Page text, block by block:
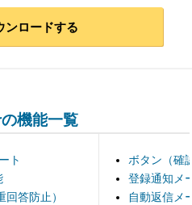
ンロードする
機能一覧
ト
答防止）
ボタン（確
登録通知メ
自動返信メ